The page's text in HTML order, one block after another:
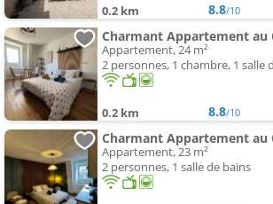
0.2 km 8.8/10
Appartement, 24 m²
2 personnes, 1 chambre, 1 salle
0.2 km 8.8/10
Appartement, 23 m²
2 personnes, 1 salle de bains